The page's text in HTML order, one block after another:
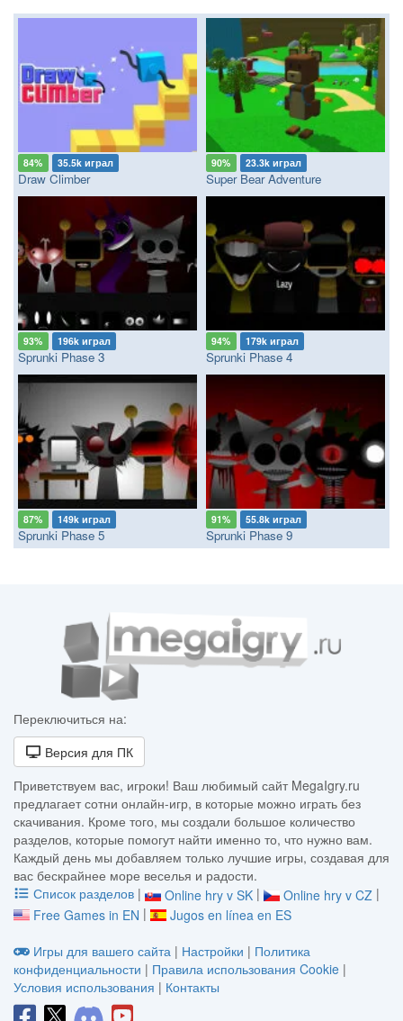
84% 35.5k играл
Draw Climber
90% 23.3k играл
Super Bear Adventure
93% 196k играл
Sprunki Phase 3
94% 179k играл
Sprunki Phase 4
87% 149k играл
Sprunki Phase 5
91% 55.8k играл
Sprunki Phase 9
Переключиться на:
Версия для ПК
Приветствуем вас, игроки! Ваш любимый сайт MegaIgry.ru
предлагает сотни онлайн-игр, в которые можно играть без
скачивания. Кроме того, мы создали большое количество
разделов, которые помогут найти именно то, что нужно вам.
Каждый день мы добавляем только лучшие игры, создавая для
вас бескрайнее море веселья и радости.
Список разделов | Online hry v SK | Online hry v CZ |
Free Games in EN |
Jugos en línea en ES
Игры для вашего сайта | Настройки | Политика
конфиденциальности | Правила использования Cookie |
Условия использования | Контакты